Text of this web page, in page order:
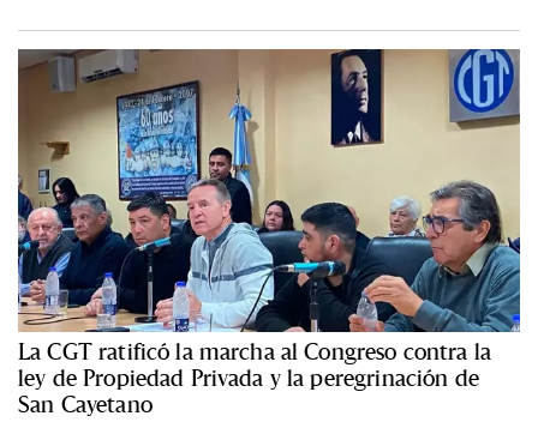
La CGT ratificó la marcha al Congreso contra la
ley de Propiedad Privada y la peregrinación de
San Cayetano